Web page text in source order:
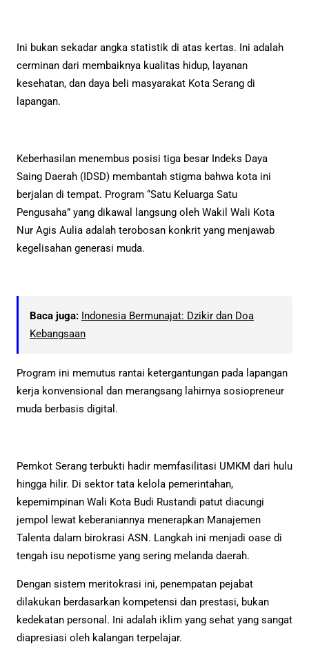
Ini bukan sekadar angka statistik di atas kertas. Ini adalah
cerminan dari membaiknya kualitas hidup, layanan
kesehatan, dan daya beli masyarakat Kota Serang di
lapangan.
Keberhasilan menembus posisi tiga besar Indeks Daya
Saing Daerah (IDSD) membantah stigma bahwa kota ini
berjalan di tempat. Program “Satu Keluarga Satu
Pengusaha” yang dikawal langsung oleh Wakil Wali Kota
Nur Agis Aulia adalah terobosan konkrit yang menjawab
kegelisahan generasi muda.
Baca juga: Indonesia Bermunajat: Dzikir dan Doa
Kebangsaan
Program ini memutus rantai ketergantungan pada lapangan
kerja konvensional dan merangsang lahirnya sosiopreneur
muda berbasis digital.
Pemkot Serang terbukti hadir memfasilitasi UMKM dari hulu
hingga hilir. Di sektor tata kelola pemerintahan,
kepemimpinan Wali Kota Budi Rustandi patut diacungi
jempol lewat keberaniannya menerapkan Manajemen
Talenta dalam birokrasi ASN. Langkah ini menjadi oase di
tengah isu nepotisme yang sering melanda daerah.
Dengan sistem meritokrasi ini, penempatan pejabat
dilakukan berdasarkan kompetensi dan prestasi, bukan
kedekatan personal. Ini adalah iklim yang sehat yang sangat
diapresiasi oleh kalangan terpelajar.